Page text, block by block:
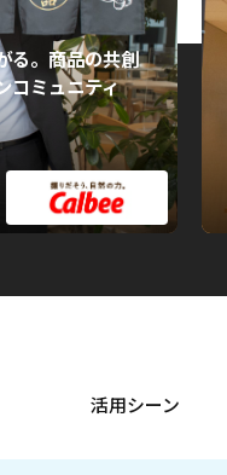
る。商品の共創
コミュニティ
活用シーン